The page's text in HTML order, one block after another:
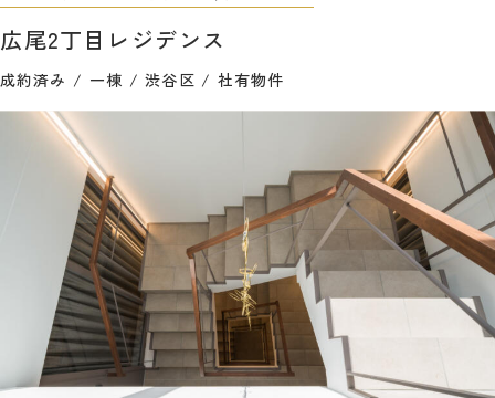
広尾2丁目レジデンス
成約済み 一棟 渋谷区 社有物件